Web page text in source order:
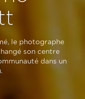
le photographe
son centre
dans un